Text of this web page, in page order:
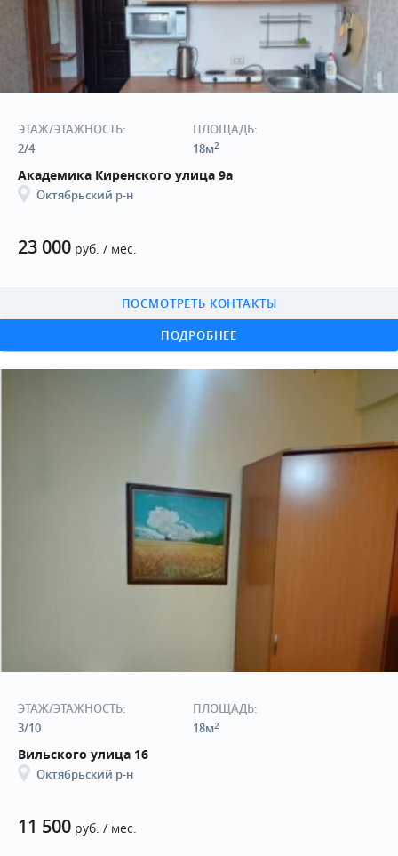
23 000 руб. / мес.
Академика Киренского улица 9а
Октябрьский р-н
ПОДРОБНЕЕ
ПОСМОТРЕТЬ КОНТАКТЫ
ЭТАЖ/ЭТАЖНОСТЬ:
2/4
ПЛОЩАДЬ:
18м2
11 500 руб. / мес.
Вильского улица 16
Октябрьский р-н
ЭТАЖ/ЭТАЖНОСТЬ:
3/10
ПЛОЩАДЬ:
18м2